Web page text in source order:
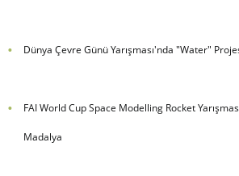
Dünya Çevre Günü Yarışması'nda "Water"
FAI World Cup Space Modelling Rocket
Madalya